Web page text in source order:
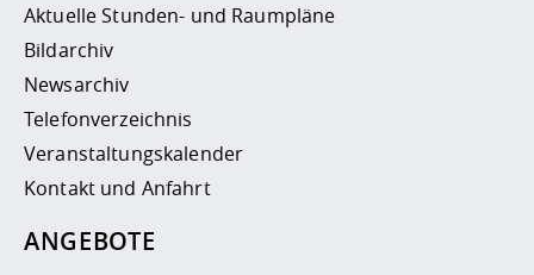
Aktuelle Stunden- und Raumpläne
Bildarchiv
Newsarchiv
Telefonverzeichnis
Veranstaltungskalender
Kontakt und Anfahrt
ANGEBOTE